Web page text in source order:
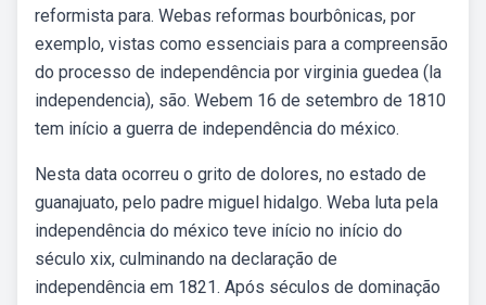
reformista para. Webas reformas bourbônicas, por
exemplo, vistas como essenciais para a compreensão
do processo de independência por virginia guedea (la
independencia), são. Webem 16 de setembro de 1810
tem início a guerra de independência do méxico.
Nesta data ocorreu o grito de dolores, no estado de
guanajuato, pelo padre miguel hidalgo. Weba luta pela
independência do méxico teve início no início do
século xix, culminando na declaração de
independência em 1821. Após séculos de dominação